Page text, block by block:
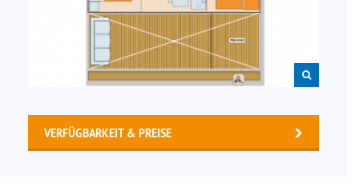
VERFÜGBARKEIT & PREISE